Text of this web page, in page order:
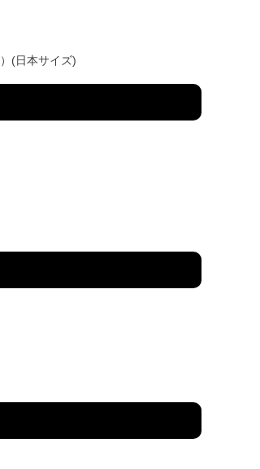
(日本サイズ)